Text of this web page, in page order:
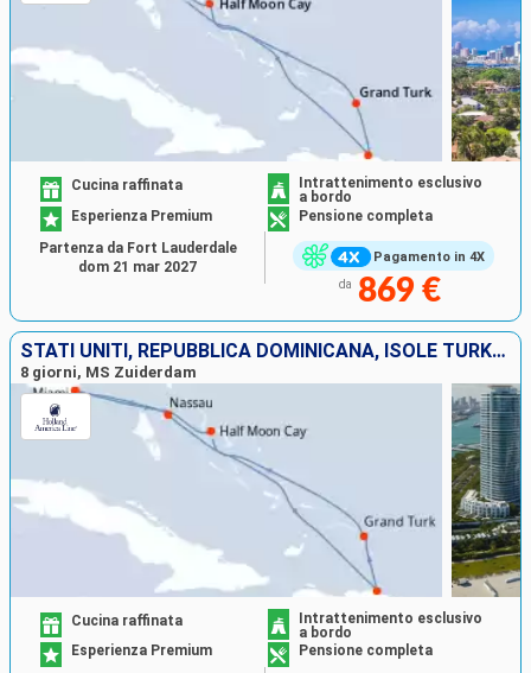
Pagamento in 4X
Cucina raffinata
Intrattenimento esclusivo
a bordo
Esperienza Premium
Pensione completa
da 869 €
Partenza da Fort Lauderdale
dom 21 mar 2027
STATI UNITI, REPUBBLICA DOMINICANA, ISOLE TURKS E CAICOS, BAHAMAS
8 giorni, MS Zuiderdam
Cucina raffinata
Intrattenimento esclusivo
a bordo
Esperienza Premium
Pensione completa